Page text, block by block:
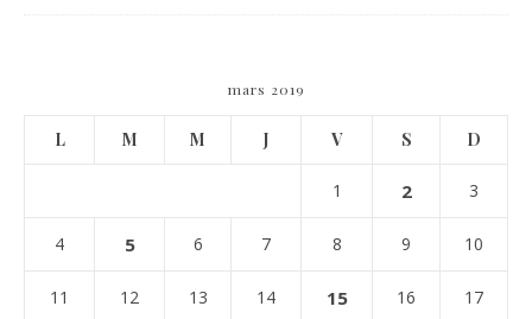
mars 2019
L M M J V S D
1 2 3
4 5 6 7 8 9 10
11 12 13 14 15 16 17